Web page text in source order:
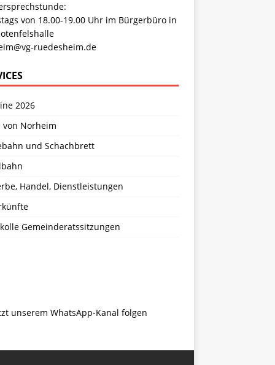
von 18.00-19.00 Uhr im Bürgerbüro in
ruedesheim.de
2026
von Norheim
und Schachbrett
Handel, Dienstleistungen
Gemeinderatssitzungen
unserem WhatsApp-Kanal folgen